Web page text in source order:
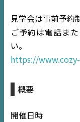
見学会は事前予約
ご予約は電話ま
い。
https://
概要
開催日時